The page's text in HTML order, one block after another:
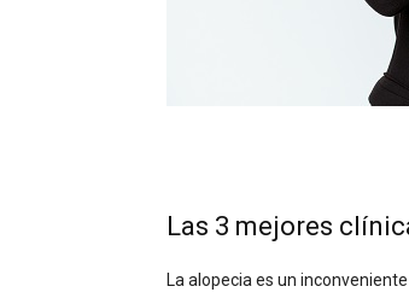
Las 3 mejores
La alopecia es un